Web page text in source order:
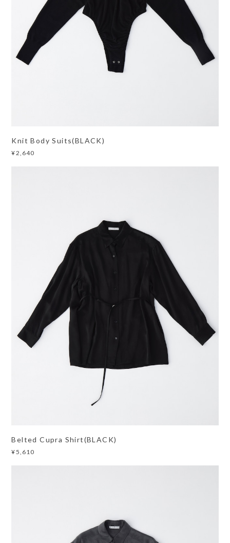
Knit Body Suits(BLACK)
¥2,640
Belted Cupra Shirt(BLACK)
¥5,610